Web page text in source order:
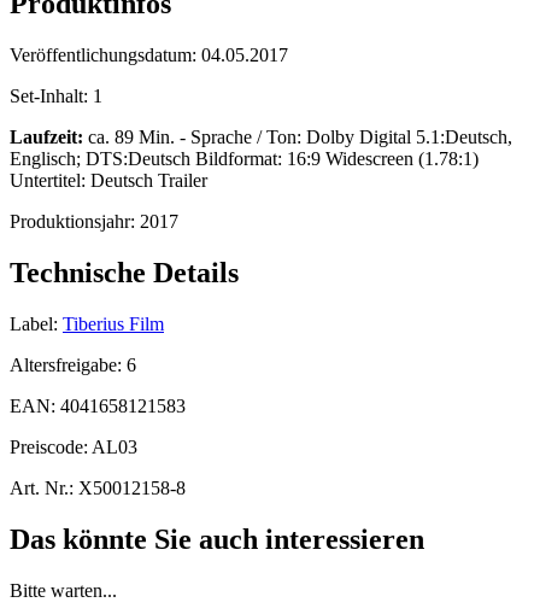
Veröffentlichungsdatum: 04.05.2017
Set-Inhalt: 1
Laufzeit: ca. 89 Min. - Sprache / Ton: Dolby Digital 5.1:Deutsch,
Englisch; DTS:Deutsch Bildformat: 16:9 Widescreen (1.78:1)
Untertitel: Deutsch Trailer
Produktionsjahr: 2017
Technische Details
Label: Tiberius Film
Altersfreigabe: 6
EAN: 4041658121583
Preiscode: AL03
Art. Nr.: X50012158-8
Das könnte Sie auch interessieren
Bitte warten...